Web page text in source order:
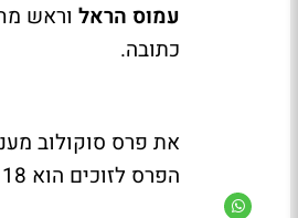
עמוס הראל וראש
כתובה.
הפרס לזוכים הוא 18 אלף שקלים לכל אחד.